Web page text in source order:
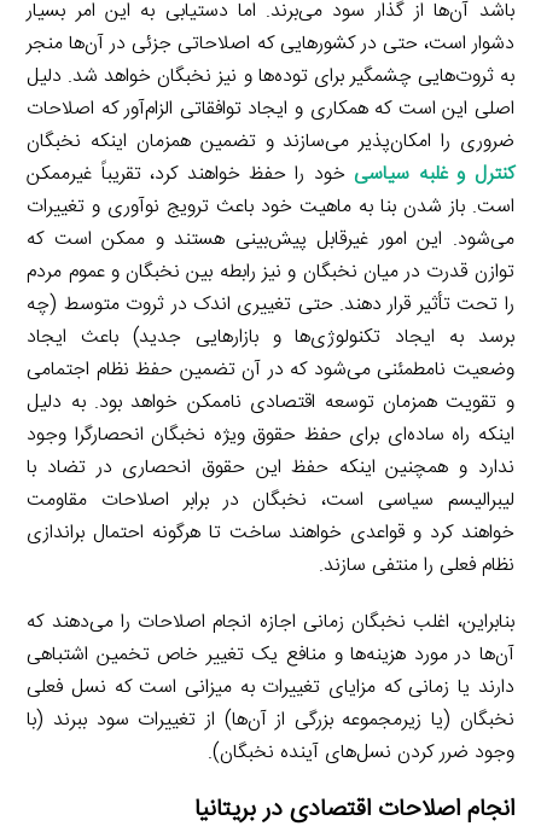
باشد آن‌ها از گذار سود می‌برند. اما دستیابی به این امر بسیار
دشوار است، حتی در کشورهایی که اصلاحاتی جزئی در آن‌ها منجر
به ثروت‌هایی چشمگیر برای توده‌ها و نیز نخبگان خواهد شد. دلیل
اصلی این است که همکاری و ایجاد توافقاتی الزام‌آور که اصلاحات
ضروری را امکان‌پذیر می‌سازند و تضمین همزمان اینکه نخبگان
کنترل و غلبه سیاسی خود را حفظ خواهند کرد، تقریباً غیرممکن
است. باز شدن بنا به ماهیت خود باعث ترویج نوآوری و تغییرات
می‌شود. این امور غیرقابل‌ پیش‌بینی هستند و ممکن است که
توازن قدرت در میان نخبگان و نیز رابطه بین نخبگان و عموم مردم
را تحت تأثیر قرار دهند. حتی تغییری اندک در ثروت متوسط (چه
برسد به ایجاد تکنولوژی‌ها و بازارهایی جدید) باعث ایجاد
وضعیت نامطمئنی می‌شود که در آن تضمین حفظ نظام اجتمامی
و تقویت همزمان توسعه اقتصادی ناممکن خواهد بود. به دلیل
اینکه راه ساده‌ای برای حفظ حقوق ویژه نخبگان انحصارگرا وجود
ندارد و همچنین اینکه حفظ این حقوق انحصاری در تضاد با
لیبرالیسم سیاسی است، نخبگان در برابر اصلاحات مقاومت
خواهند کرد و قواعدی خواهند ساخت تا هرگونه احتمال براندازی
نظام فعلی را منتفی سازند.
بنابراین، اغلب نخبگان زمانی اجازه انجام اصلاحات را می‌دهند که
آن‌ها در مورد هزینه‌ها و منافع یک تغییر خاص تخمین اشتباهی
دارند یا زمانی که مزایای تغییرات به میزانی است که نسل فعلی
نخبگان (یا زیرمجموعه بزرگی از آن‌ها) از تغییرات سود ببرند (با
وجود ضرر کردن نسل‌های آینده نخبگان).
انجام اصلاحات اقتصادی در بریتانیا